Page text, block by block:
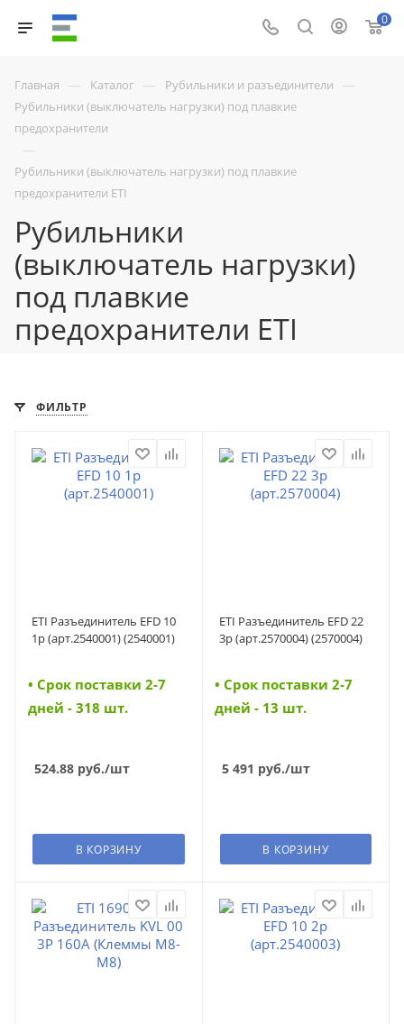
0
Главная — Каталог — Рубильники и разъединители —
Рубильники (выключатель нагрузки) под плавкие
предохранители
—
Рубильники (выключатель нагрузки) под плавкие
предохранители ETI
Рубильники
(выключатель нагрузки)
под плавкие
предохранители ETI
ФИЛЬТР
ETI Разъединитель EFD 10
1p (арт.2540001) (2540001)
• Cрок поставки 2-7
дней - 318 шт.
524.88 руб./шт
В КОРЗИНУ
ETI Разъединитель EFD 22
3p (арт.2570004) (2570004)
• Cрок поставки 2-7
дней - 13 шт.
5 491 руб./шт
В КОРЗИНУ